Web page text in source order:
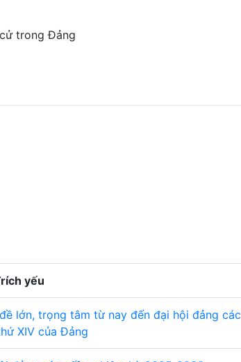
trong Đảng
yếu
lớn, trọng tâm từ nay đến đại hội đảng các
XIV của Đảng